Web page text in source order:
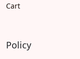
Cart
Policy